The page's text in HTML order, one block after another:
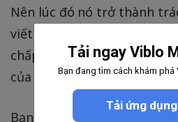
Nên lúc đó nó trở thành
viết nên: những
chấp thuận của dự án, mô
của từng module,
Bạn có thể tưởng tượng
Tải ngay Viblo
Bạn đang tìm cách khám phá
Tải ứng